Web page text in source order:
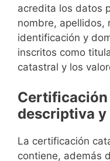
acredita los datos
nombre, apellidos,
identificación y
inscritos como
catastral y los
descriptiva
La certificación
contiene, además